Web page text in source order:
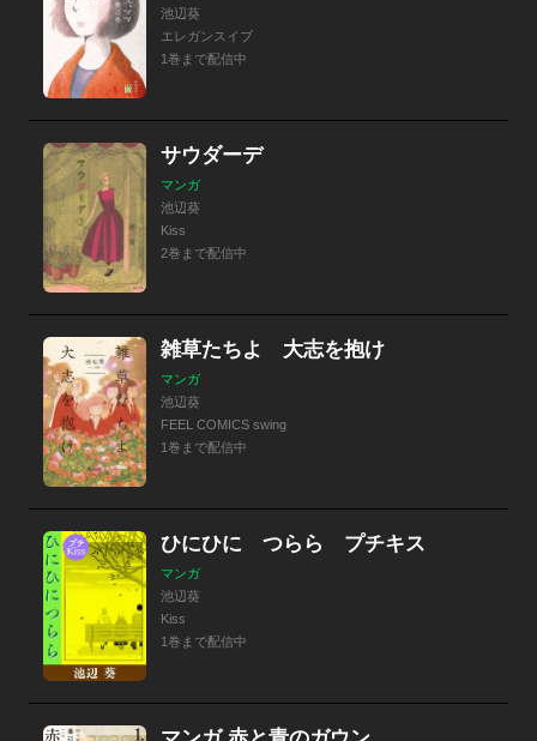
池辺葵
エレガンスイブ
1巻まで配信中
サウダーデ
マンガ
池辺葵
Kiss
2巻まで配信中
雑草たちよ 大志を抱け
マンガ
池辺葵
FEEL COMICS swing
1巻まで配信中
ひにひに つらら プチキス
マンガ
池辺葵
Kiss
1巻まで配信中